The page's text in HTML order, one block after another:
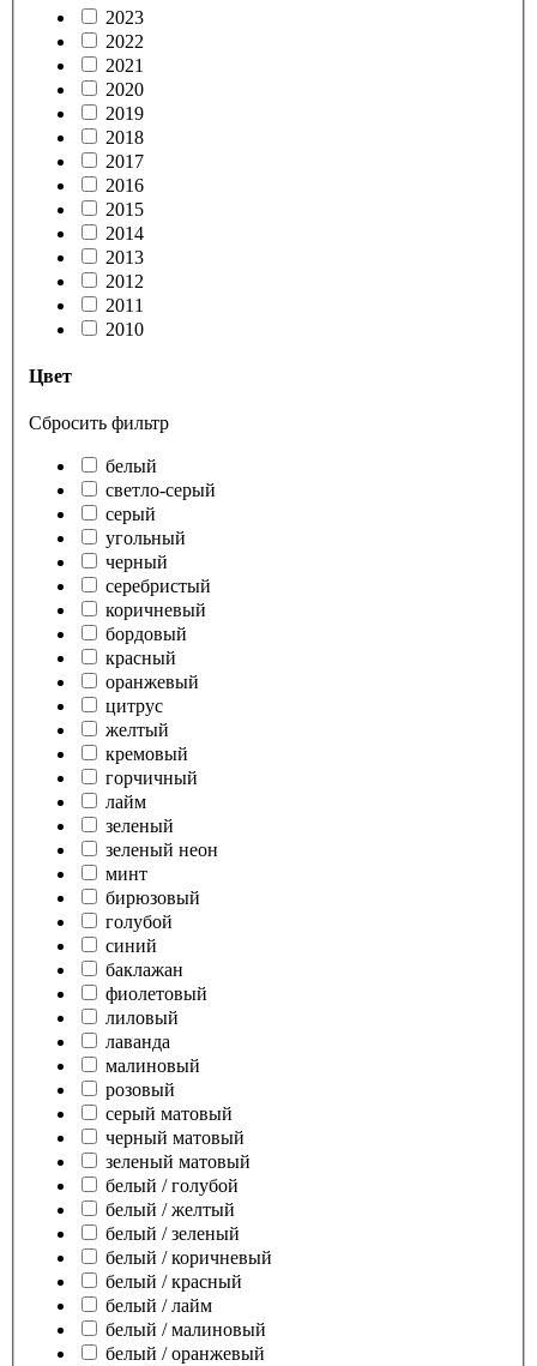
2023
2022
2021
2020
2019
2018
2017
2016
2015
2014
2013
2012
2011
2010
Цвет
Сбросить фильтр
белый
светло-серый
серый
угольный
черный
серебристый
коричневый
бордовый
красный
оранжевый
цитрус
желтый
кремовый
горчичный
лайм
зеленый
зеленый неон
минт
бирюзовый
голубой
синий
баклажан
фиолетовый
лиловый
лаванда
малиновый
розовый
серый матовый
черный матовый
зеленый матовый
белый / голубой
белый / желтый
белый / зеленый
белый / коричневый
белый / красный
белый / лайм
белый / малиновый
белый / оранжевый